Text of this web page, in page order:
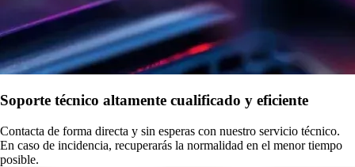
Soporte técnico altamente cualificado y eficiente
Contacta de forma directa y sin esperas con nuestro servicio técnico.
En caso de incidencia, recuperarás la normalidad en el menor tiempo
posible.